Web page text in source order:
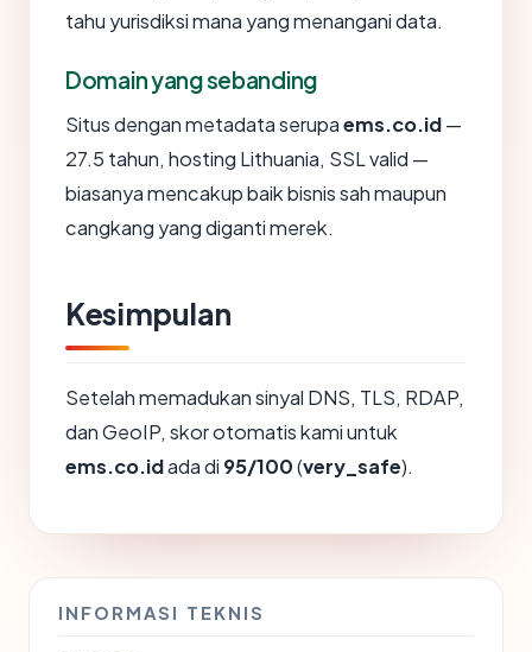
tahu yurisdiksi mana yang menangani data.
Domain yang sebanding
Situs dengan metadata serupaems.co.id—
27.5 tahun, hosting Lithuania, SSL valid —
biasanya mencakup baik bisnis sah maupun
cangkang yang diganti merek.
Kesimpulan
Setelah memadukan sinyal DNS, TLS, RDAP,
dan GeoIP, skor otomatis kami untuk
ems.co.idada di 95/100(very_safe).
INFORMASI TEKNIS